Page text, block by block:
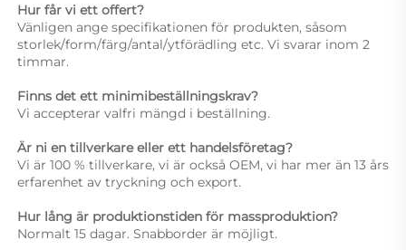
Hur får vi ett offert?
Vänligen ange specifikationen för produkten, såsom
storlek/form/färg/antal/ytförädling etc. Vi svarar inom 2
timmar.
Finns det ett minimibeställningskrav?
Vi accepterar valfri mängd i beställning.
Är ni en tillverkare eller ett handelsföretag?
Vi är 100 % tillverkare, vi är också OEM, vi har mer än 13 års
erfarenhet av tryckning och export.
Hur lång är produktionstiden för massproduktion?
Normalt 15 dagar. Snabborder är möjligt.